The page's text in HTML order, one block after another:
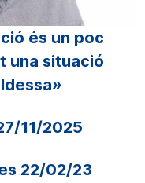
és un poc
una situació
11/2025
22/02/23